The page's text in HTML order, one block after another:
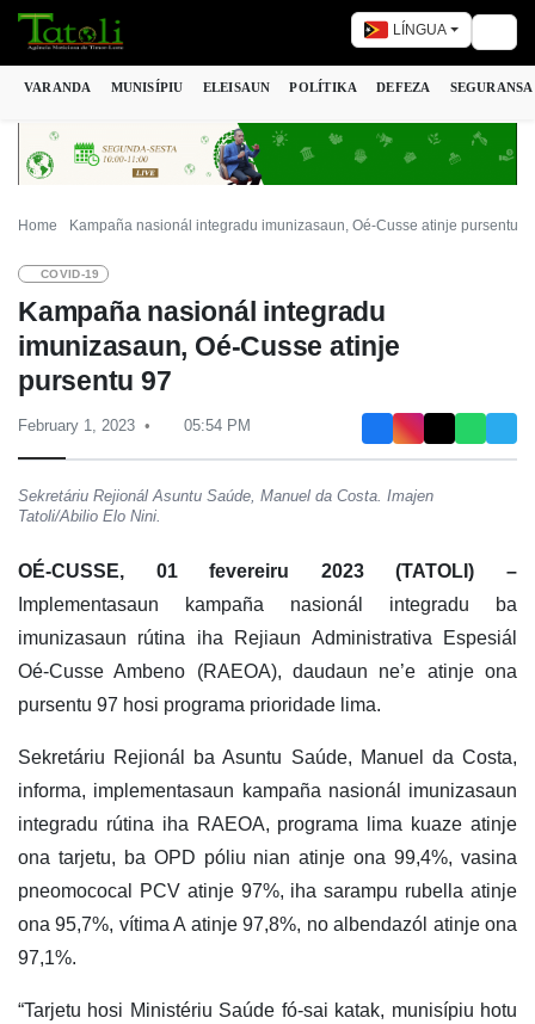
LÍNGUA
VARANDA MUNISÍPIU ELEISAUN POLÍTIKA DEFEZA SEGURANSA
Home Kampaña nasionál integradu imunizasaun, Oé-Cusse atinje pursentu
COVID-19
Kampaña nasionál integradu
imunizasaun, Oé-Cusse atinje
pursentu 97
February 1, 2023 05:54 PM
Sekretáriu Rejionál Asuntu Saúde, Manuel da Costa. Imajen
Tatoli/Abilio Elo Nini.
OÉ-CUSSE, 01 fevereiru 2023 (TATOLI) –
Implementasaun kampaña nasionál integradu ba
imunizasaun rútina iha Rejiaun Administrativa Espesiál
Oé-Cusse Ambeno (RAEOA), daudaun ne’e atinje ona
pursentu 97 hosi programa prioridade lima.
Sekretáriu Rejionál ba Asuntu Saúde, Manuel da Costa,
informa, implementasaun kampaña nasionál imunizasaun
integradu rútina iha RAEOA, programa lima kuaze atinje
ona tarjetu, ba OPD póliu nian atinje ona 99,4%, vasina
pneomococal PCV atinje 97%, iha sarampu rubella atinje
ona 95,7%, vítima A atinje 97,8%, no albendazól atinje ona
97,1%.
“Tarjetu hosi Ministériu Saúde fó-sai katak, munisípiu hotu